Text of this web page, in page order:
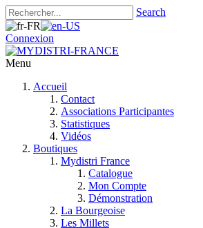
Search
Connexion
Menu
Accueil
Contact
Associations Participantes
Statistiques
Vidéos
Boutiques
Mydistri France
Catalogue
Mon Compte
Démonstration
La Bourgeoise
Les Millets